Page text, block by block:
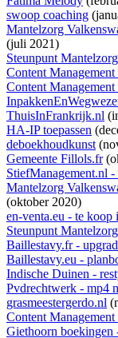
swoop coaching
Mantelzorg
(juli 2021)
Steunpunt
Content
Content
ThuisInFrankrijk.nl (
HA-IP toepassen
deboekhoudkunst
Gemeente Fillols.fr
StiefManagement.nl
Mantelzorg
(oktober 2020)
en-venta.eu - te koop
Steunpunt
Baillestavy.fr -
Baillestavy.eu -
Indische Duinen -
Pvdrechtwerk - mp4
grasmeestergerdo.nl
Content
Giethoorn boekingen